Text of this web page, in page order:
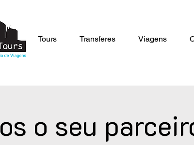
Tours Transferes Viagens
o seu